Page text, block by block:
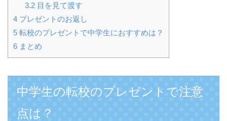
3.2目を見て渡す
4 プレゼントのお返し
5 転校のプレゼントで中学生におすすめは？
6 まとめ
中学生の転校のプレゼントで注意
点は？